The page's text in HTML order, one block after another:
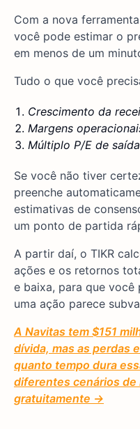
Com a nova
você pode estimar o
em menos de um
Tudo o que você
Crescimento da
Margens
Múltiplo P/E de saída
Se você não tiver
preenche
estimativas de
um ponto de partida
A partir daí, o TIKR
ações e os retornos
e baixa, para que você
uma ação parece
A Navitas tem $151
dívida, mas as perdas
quanto tempo dura
diferentes cenários de
gratuitamente →